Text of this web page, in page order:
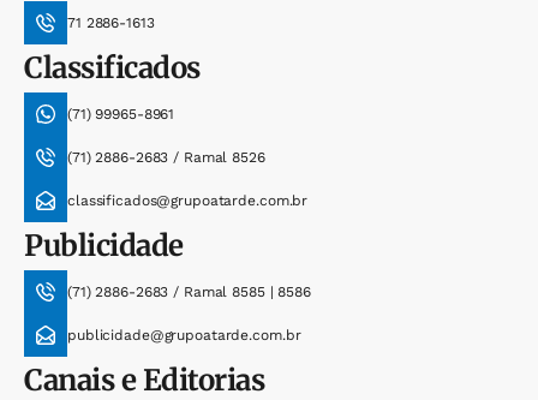
71 2886-1613
Classificados
(71) 99965-8961
(71) 2886-2683 / Ramal 8526
classificados@grupoatarde.com.br
Publicidade
(71) 2886-2683 / Ramal 8585 | 8586
publicidade@grupoatarde.com.br
Canais e Editorias